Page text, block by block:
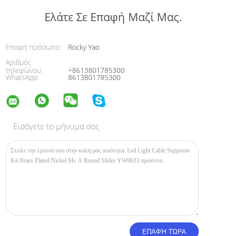
Ελάτε Σε Επαφή Μαζί Μας.
Επαφή πρόσωπο:
Rocky Yao
Αριθμός
τηλεφώνου:
+8613801785300
WhatsApp: 8613801785300
Εισάγετε το μήνυμα σας